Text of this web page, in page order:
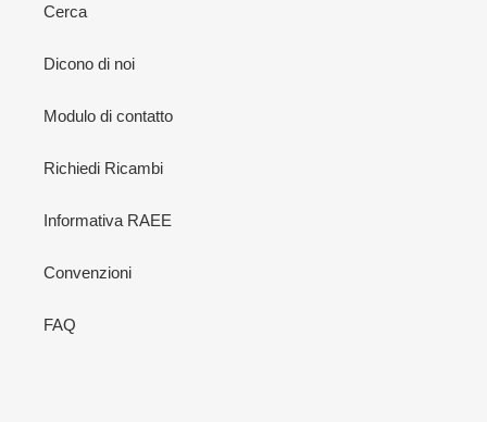
Cerca
Dicono di noi
Modulo di contatto
Richiedi Ricambi
Informativa RAEE
Convenzioni
FAQ